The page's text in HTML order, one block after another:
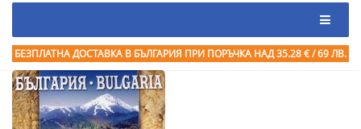
БЕЗПЛАТНА ДОСТАВКА В БЪЛГАРИЯ ПРИ ПОРЪЧКА НАД 35.28 € / 69 ЛВ.